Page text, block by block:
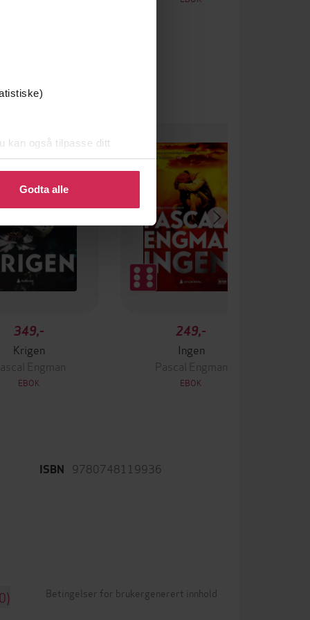
kan også tilpasse ditt
eller endre ditt samtykke.
Godta alle
349,-
Krigen
Engman
EBOK
249,-
Ingen
Pascal Engman
EBOK
ISBN 9780748119936
Betingelser for brukergenerert innhold